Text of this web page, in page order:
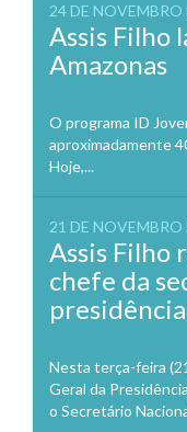
24 DE NOVEMBRO
Assis Filho
Amazonas
O programa ID
aproximadamente
Hoje,...
21 DE NOVEMBRO
Assis Filho
chefe da
Nesta terça-feira
Geral da
o Secretário